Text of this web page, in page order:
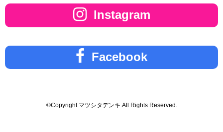
Instagram
Facebook
©Copyright マツシタデンキ.All Rights Reserved.